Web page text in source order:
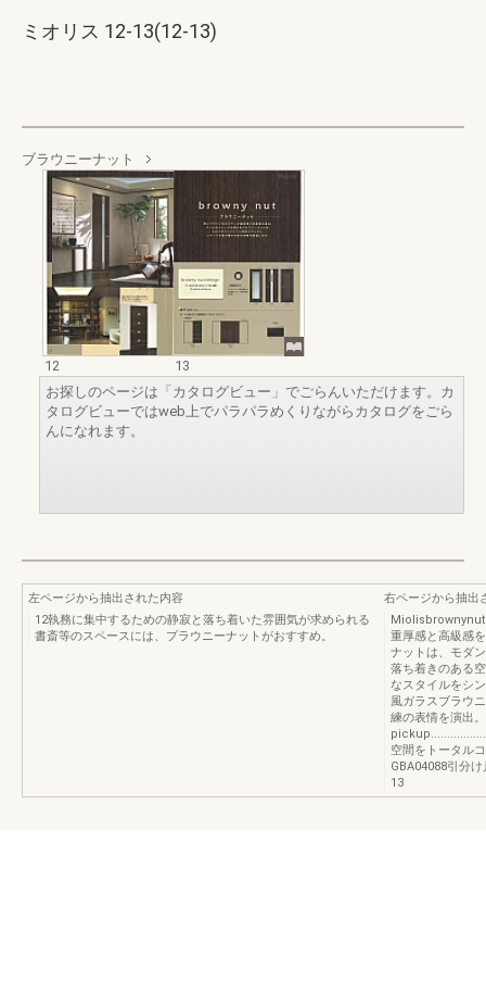
ミオリス 12-13(12-13)
ブラウニーナット
12
13
お探しのページは「カタログビュー」でごらんいただけます。カ
タログビューではweb上でパラパラめくりながらカタログをごら
んになれます。
左ページから抽出された内容
12執務に集中するための静寂と落ち着いた雰囲気が求められる
書斎等のスペースには、プラウニーナットがおすすめ。
右ページから抽出
Miolisbrownynut
重厚感と高級感
ナットは、モダ
落ち着きのある
なスタイルをシ
風ガラスブラウ
練の表情を演出
空間をトータル
GBA04088引分
13